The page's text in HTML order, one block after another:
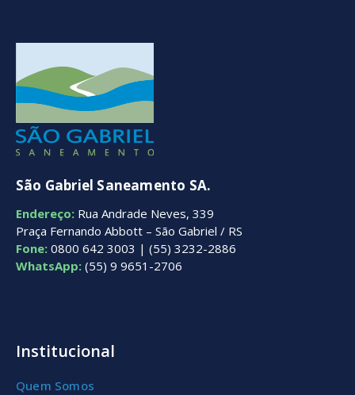
São Gabriel Saneamento SA.
Endereço: Rua Andrade Neves, 339
Praça Fernando Abbott – São Gabriel / RS
Fone: 0800 642 3003 | (55) 3232-2886
WhatsApp: (55) 9 9651-2706
Institucional
Quem Somos